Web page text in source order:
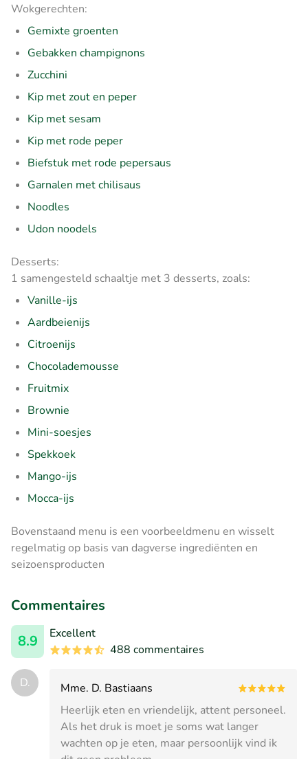
Wokgerechten:
Gemixte groenten
Gebakken champignons
Zucchini
Kip met zout en peper
Kip met sesam
Kip met rode peper
Biefstuk met rode pepersaus
Garnalen met chilisaus
Noodles
Udon noodels
Desserts:
1 samengesteld schaaltje met 3 desserts, zoals:
Vanille-ijs
Aardbeienijs
Citroenijs
Chocolademousse
Fruitmix
Brownie
Mini-soesjes
Spekkoek
Mango-ijs
Mocca-ijs
Bovenstaand menu is een voorbeeldmenu en wisselt
regelmatig op basis van dagverse ingrediënten en
seizoensproducten
Commentaires
8.9
Excellent
488 commentaires
D.
Mme. D. Bastiaans
Heerlijk eten en vriendelijk, attent personeel.
Als het druk is moet je soms wat langer
wachten op je eten, maar persoonlijk vind ik